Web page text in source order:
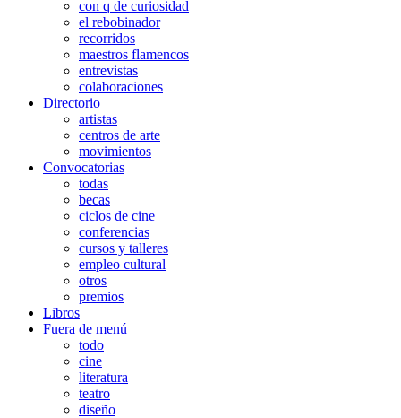
con q de curiosidad
el rebobinador
recorridos
maestros flamencos
entrevistas
colaboraciones
Directorio
artistas
centros de arte
movimientos
Convocatorias
todas
becas
ciclos de cine
conferencias
cursos y talleres
empleo cultural
otros
premios
Libros
Fuera de menú
todo
cine
literatura
teatro
diseño